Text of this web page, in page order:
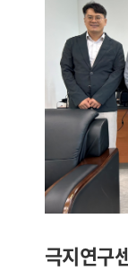
규정과 실
라는 주제로
발견된 『
당대 유형(
먼저 육형(肉
중심으로 변
당대에 오형
유배 거리와
사면과 형벌
공동체로부
극지연구